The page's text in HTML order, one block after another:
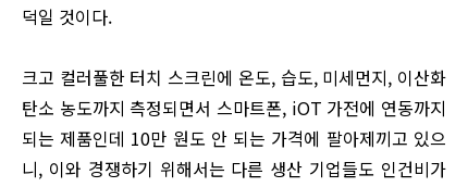
덕일 것이다.
크고 컬러풀한 터치 스크린에 온도, 습도, 미세먼지, 이산화
탄소 농도까지 측정되면서 스마트폰, iOT 가전에 연동까지
되는 제품인데 10만 원도 안 되는 가격에 팔아제끼고 있으
니, 이와 경쟁하기 위해서는 다른 생산 기업들도 인건비가